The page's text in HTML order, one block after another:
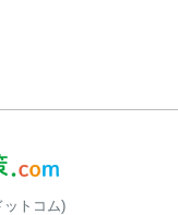
ットコム)